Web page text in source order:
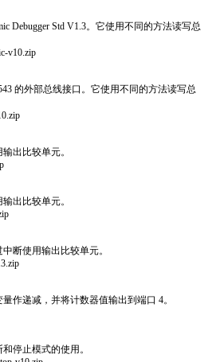
Std V1.3。它使用不同的方法读写总
v10.zip
外部总线接口。它使用不同的方法读写总
比较单元。
比较单元。
使用输出比较单元。
递减，并将计数器值输出到端口 4。
止模式的使用。